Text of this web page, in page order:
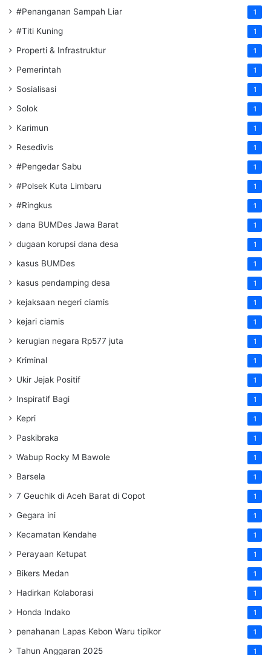
#Penanganan Sampah Liar 1
#Titi Kuning 1
Properti & Infrastruktur 1
Pemerintah 1
Sosialisasi 1
Solok 1
Karimun 1
Resedivis 1
#Pengedar Sabu 1
#Polsek Kuta Limbaru 1
#Ringkus 1
dana BUMDes Jawa Barat 1
dugaan korupsi dana desa 1
kasus BUMDes 1
kasus pendamping desa 1
kejaksaan negeri ciamis 1
kejari ciamis 1
kerugian negara Rp577 juta 1
Kriminal 1
Ukir Jejak Positif 1
Inspiratif Bagi 1
Kepri 1
Paskibraka 1
Wabup Rocky M Bawole 1
Barsela 1
7 Geuchik di Aceh Barat di Copot 1
Gegara ini 1
Kecamatan Kendahe 1
Perayaan Ketupat 1
Bikers Medan 1
Hadirkan Kolaborasi 1
Honda Indako 1
penahanan Lapas Kebon Waru tipikor 1
Tahun Anggaran 2025 1